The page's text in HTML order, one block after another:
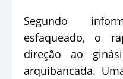
Segundo
esfaqueado, o
direção ao
arquibancada.